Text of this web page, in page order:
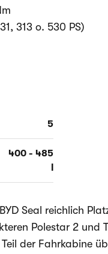
313 o. 530 PS)
5
400 - 485
Seal reichlich
Polestar 2 und
der Fahrkabine